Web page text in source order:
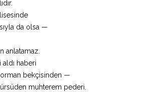
da olsa —
anlatamaz.
haberi
bekçisinden —
muhterem pederi.